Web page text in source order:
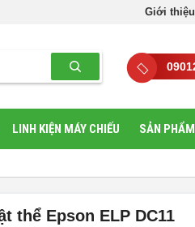
Giới thiệu
LINH KIỆN MÁY CHIẾU SẢN PHẨM
thể Epson ELP DC11